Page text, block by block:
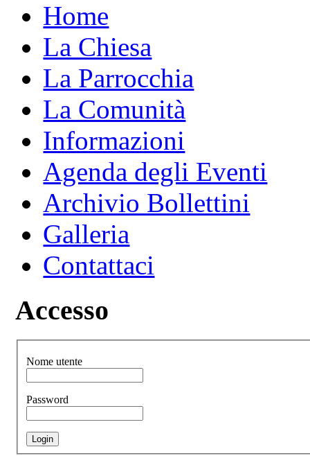
Home
La Chiesa
La Parrocchia
La Comunità
Informazioni
Agenda degli Eventi
Archivio Bollettini
Galleria
Contattaci
Accesso
Nome utente
Password